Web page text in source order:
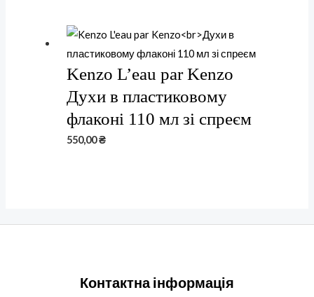
Kenzo L’eau par Kenzo
Духи в пластиковому
флаконі 110 мл зі спреєм
550,00₴
Контактна інформація